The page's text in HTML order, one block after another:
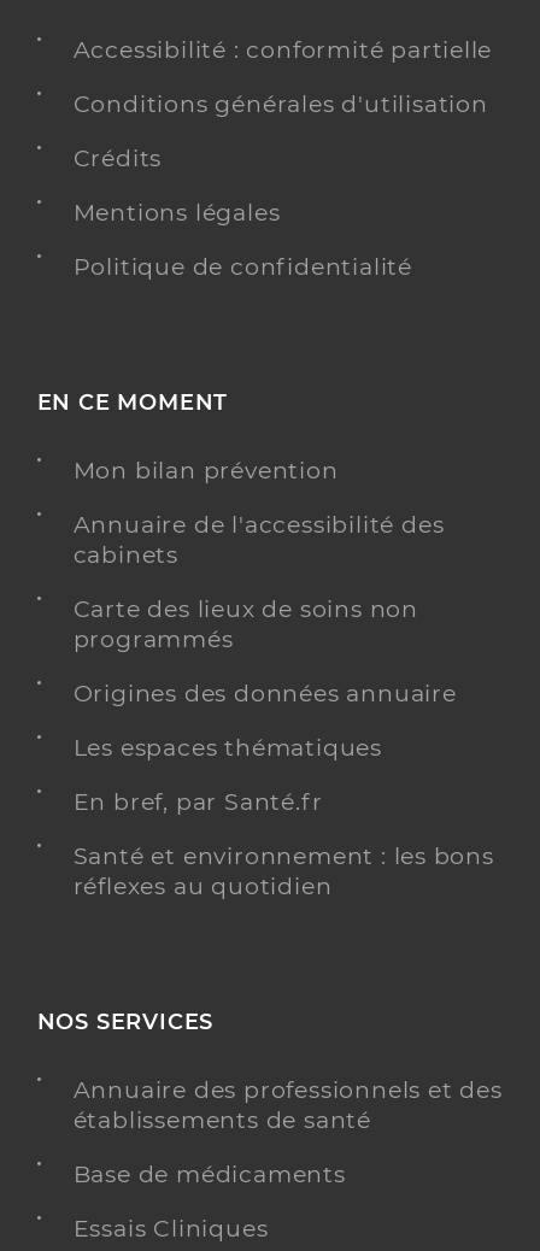
Accessibilité : conformité partielle
Conditions générales d'utilisation
Crédits
Mentions légales
Politique de confidentialité
EN CE MOMENT
Mon bilan prévention
Annuaire de l'accessibilité des
cabinets
Carte des lieux de soins non
programmés
Origines des données annuaire
Les espaces thématiques
En bref, par Santé.fr
Santé et environnement : les bons
réflexes au quotidien
NOS SERVICES
Annuaire des professionnels et des
établissements de santé
Base de médicaments
Essais Cliniques